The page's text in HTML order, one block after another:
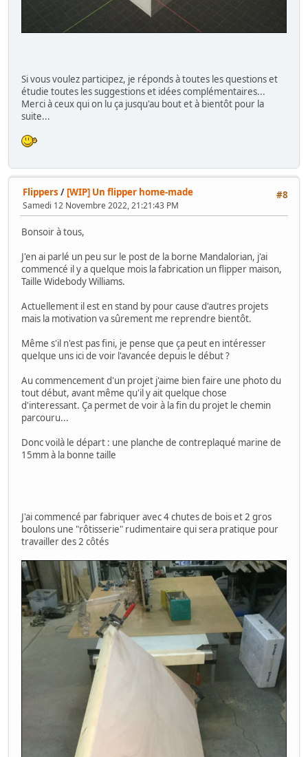
Si vous voulez participez, je réponds à toutes les questions et
étudie toutes les suggestions et idées complémentaires...
Merci à ceux qui on lu ça jusqu'au bout et à bientôt pour la
suite...
#8
Flippers / [WIP] Un flipper home-made
Samedi 12 Novembre 2022, 21:21:43 PM
Bonsoir à tous,
J'en ai parlé un peu sur le post de la borne Mandalorian, j'ai
commencé il y a quelque mois la fabrication un flipper maison,
Taille Widebody Williams.
Actuellement il est en stand by pour cause d'autres projets
mais la motivation va sûrement me reprendre bientôt.
Même s'il n'est pas fini, je pense que ça peut en intéresser
quelque uns ici de voir l'avancée depuis le début ?
Au commencement d'un projet j'aime bien faire une photo du
tout début, avant même qu'il y ait quelque chose
d'interessant. Ça permet de voir à la fin du projet le chemin
parcouru...
Donc voilà le départ : une planche de contreplaqué marine de
15mm à la bonne taille
J'ai commencé par fabriquer avec 4 chutes de bois et 2 gros
boulons une "rôtisserie" rudimentaire qui sera pratique pour
travailler des 2 côtés